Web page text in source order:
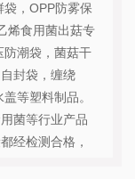
，OPP防雾保
烯食用菌出菇专
防潮袋，菌菇干
封袋，缠绕
等塑料制品。
菌等行业产品
经检测合格，